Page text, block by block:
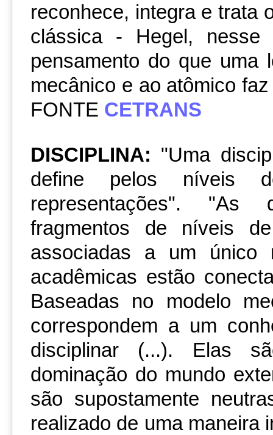
reconhece, integra e trata
clássica - Hegel,
pensamento do que uma
mecânico e ao atômico
FONTE CETRANS
DISCIPLINA: "Uma
define pelos níveis
representações". "As
fragmentos de níveis
associadas a um único
acadêmicas estão
Baseadas no modelo
correspondem a um
disciplinar (...). Elas
dominação do mundo
são supostamente
realizado de uma maneira